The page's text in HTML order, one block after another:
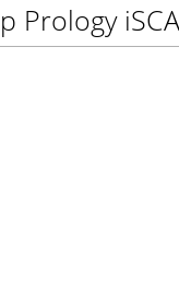
Prology